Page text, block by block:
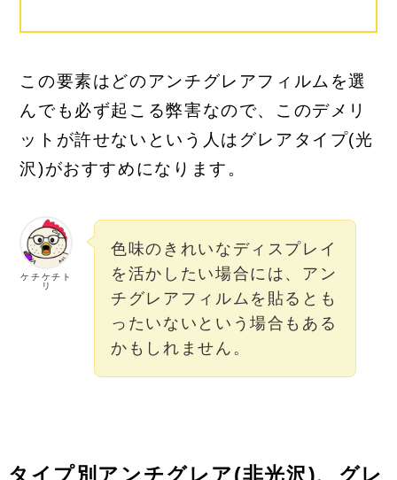
この要素はどのアンチグレアフィルムを選
んでも必ず起こる弊害なので、このデメリ
ットが許せないという人はグレアタイプ(光
沢)がおすすめになります。
ケチケチト
リ
色味のきれいなディスプレイ
を活かしたい場合には、アン
チグレアフィルムを貼るとも
ったいないという場合もある
かもしれません。
タイプ別アンチグレア(非光沢)、グレ